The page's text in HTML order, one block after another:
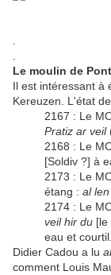
Le moulin de
Il est intéressant à
Kereuzen. L'état
2167 : Le
Pratiz ar veil
2168 : Le
[Soldiv ?] à
2173 : Le
étang : al len
2174 : Le
veil hir du [le
eau et courtil.
Didier Cadou a lu
comment Louis